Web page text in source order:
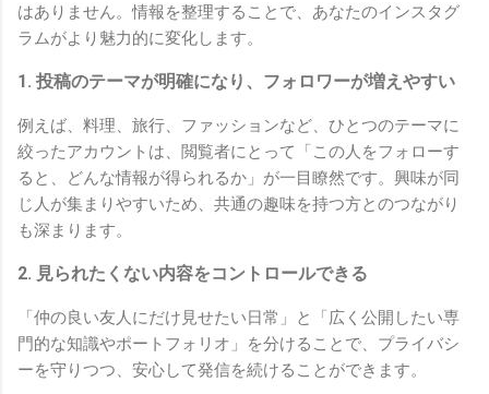
はありません。情報を整理することで、あなたのインスタグ
ラムがより魅力的に変化します。
1. 投稿のテーマが明確になり、フォロワーが増えやすい
例えば、料理、旅行、ファッションなど、ひとつのテーマに
絞ったアカウントは、閲覧者にとって「この人をフォローす
ると、どんな情報が得られるか」が一目瞭然です。興味が同
じ人が集まりやすいため、共通の趣味を持つ方とのつながり
も深まります。
2. 見られたくない内容をコントロールできる
「仲の良い友人にだけ見せたい日常」と「広く公開したい専
門的な知識やポートフォリオ」を分けることで、プライバシ
ーを守りつつ、安心して発信を続けることができます。